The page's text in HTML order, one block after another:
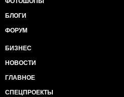
БЛОГИ
ФОРУМ
БИЗНЕС
НОВОСТИ
ГЛАВНОЕ
СПЕЦПРОЕКТЫ